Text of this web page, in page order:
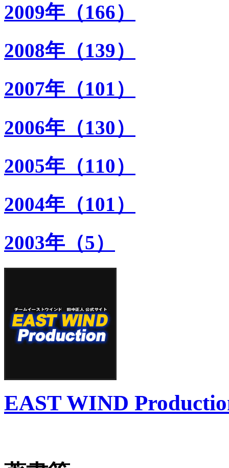
2009年（166）
2008年（139）
2007年（101）
2006年（130）
2005年（110）
2004年（101）
2003年（5）
EAST WIND